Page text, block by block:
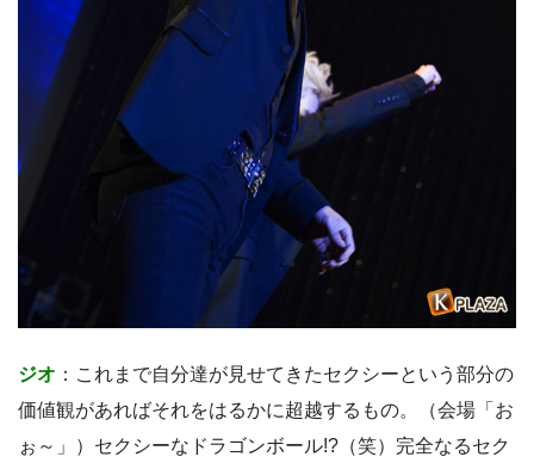
ジオ ：これまで自分達が見せてきたセクシーという部分の
価値観があればそれをはるかに超越するもの。（会場「お
ぉ～」）セクシーなドラゴンボール!?（笑）完全なるセク